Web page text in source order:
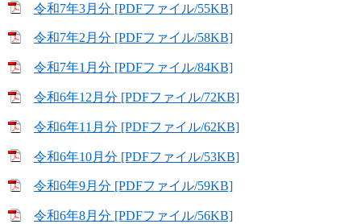
令和7年3月分 [PDFファイル/55KB]
令和7年2月分 [PDFファイル/58KB]
令和7年1月分 [PDFファイル/84KB]
令和6年12月分 [PDFファイル/72KB]
令和6年11月分 [PDFファイル/62KB]
令和6年10月分 [PDFファイル/53KB]
令和6年9月分 [PDFファイル/59KB]
令和6年8月分 [PDFファイル/56KB]